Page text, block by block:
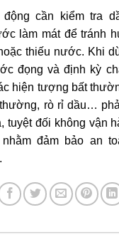
cần kiểm tra
làm mát để tránh
thiếu nước. Khi
đọng và định kỳ
hiện tượng bất
rò rỉ dầu…
tuyệt đối không vận
đảm bảo an